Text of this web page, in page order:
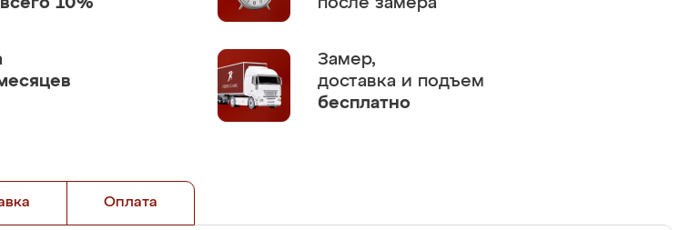
Замер,
доставка и подъем
бесплатно
Оплата